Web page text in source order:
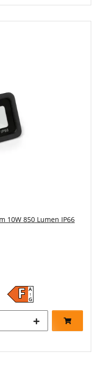
10W 850 Lumen IP66
F A
↑
G